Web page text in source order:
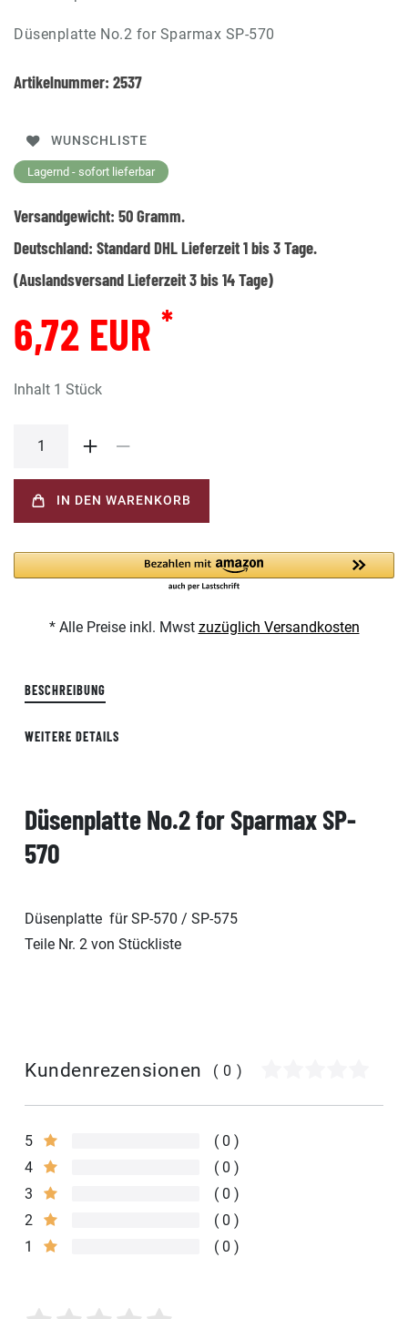
Düsenplatte No.2 for Sparmax SP-570
Artikelnummer: 2537
WUNSCHLISTE
Lagernd - sofort lieferbar
Versandgewicht: 50Gramm.
Deutschland: Standard DHL Lieferzeit 1 bis 3 Tage.
(Auslandsversand Lieferzeit 3 bis 14 Tage)
6,72 EUR *
Inhalt 1 Stück
IN DEN WARENKORB
* Alle Preise inkl. Mwst zuzüglich Versandkosten
BESCHREIBUNG
WEITERE DETAILS
Düsenplatte No.2 for Sparmax SP-
570
Düsenplatte für SP-570 / SP-575
Teile Nr. 2 von Stückliste
Kundenrezensionen (0)
5
0
4
0
3
0
2
0
1
0